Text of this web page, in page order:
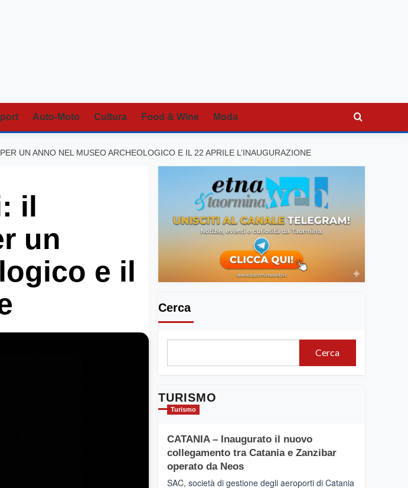
Auto-Moto Cultura Food & Wine Moda
UN ANNO NEL MUSEO ARCHEOLOGICO E IL 22 APRILE L’INAUGURAZIONE
il
un
e il
Cerca
Cerca
TURISMO
Turismo
CATANIA – Inaugurato il nuovo
collegamento tra Catania e Zanzibar
operato da Neos
SAC, società di gestione degli aeroporti di Catania